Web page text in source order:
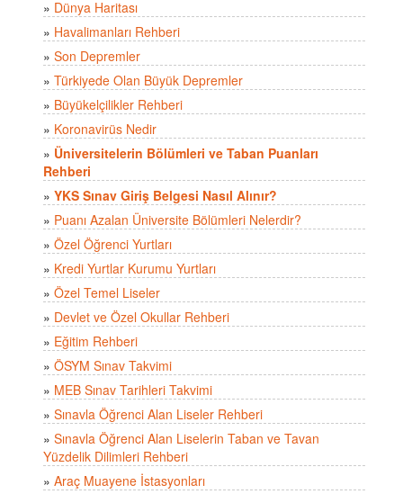
» Dünya Haritası
» Havalimanları Rehberi
» Son Depremler
» Türkiyede Olan Büyük Depremler
» Büyükelçilikler Rehberi
» Koronavirüs Nedir
» Üniversitelerin Bölümleri ve Taban Puanları
Rehberi
» YKS Sınav Giriş Belgesi Nasıl Alınır?
» Puanı Azalan Üniversite Bölümleri Nelerdir?
» Özel Öğrenci Yurtları
» Kredi Yurtlar Kurumu Yurtları
» Özel Temel Liseler
» Devlet ve Özel Okullar Rehberi
» Eğitim Rehberi
» ÖSYM Sınav Takvimi
» MEB Sınav Tarihleri Takvimi
» Sınavla Öğrenci Alan Liseler Rehberi
» Sınavla Öğrenci Alan Liselerin Taban ve Tavan
Yüzdelik Dilimleri Rehberi
» Araç Muayene İstasyonları